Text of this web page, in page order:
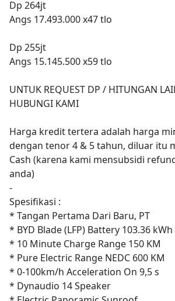
Dp 264jt
Angs 17.493.000 x47 tlo
Dp 255jt
Angs 15.145.500 x59 tlo
UNTUK REQUEST DP / HITUNGAN
HUBUNGI KAMI
Harga kredit tertera adalah harga
dengan tenor 4 & 5 tahun, diluar itu
Cash (karena kami mensubsidi
anda)
-
Spesifikasi :
* Tangan Pertama Dari Baru, PT
* BYD Blade (LFP) Battery 103.36
* 10 Minute Charge Range 150 KM
* Pure Electric Range NEDC 600 KM
* 0-100km/h Acceleration On 9,5 s
* Dynaudio 14 Speaker